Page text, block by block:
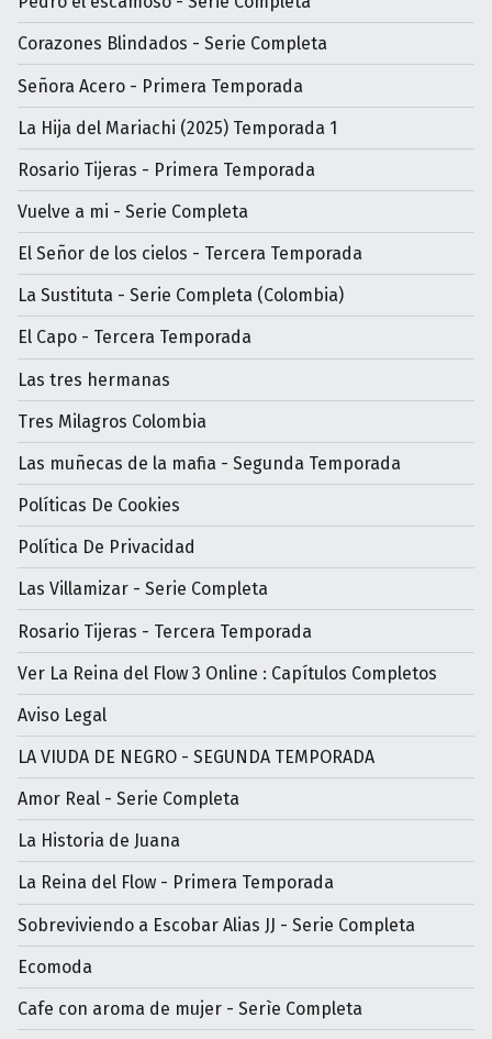
Corazones Blindados - Serie Completa
Señora Acero - Primera Temporada
La Hija del Mariachi (2025) Temporada 1
Rosario Tijeras - Primera Temporada
Vuelve a mi - Serie Completa
El Señor de los cielos - Tercera Temporada
La Sustituta - Serie Completa (Colombia)
El Capo - Tercera Temporada
Las tres hermanas
Tres Milagros Colombia
Las muñecas de la mafia - Segunda Temporada
Políticas De Cookies
Política De Privacidad
Las Villamizar - Serie Completa
Rosario Tijeras - Tercera Temporada
Ver La Reina del Flow 3 Online : Capítulos Completos
Aviso Legal
LA VIUDA DE NEGRO - SEGUNDA TEMPORADA
Amor Real - Serie Completa
La Historia de Juana
La Reina del Flow - Primera Temporada
Sobreviviendo a Escobar Alias JJ - Serie Completa
Ecomoda
Cafe con aroma de mujer - Serìe Completa